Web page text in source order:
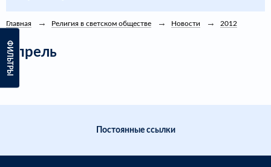
ФИЛЬТРЫ
Главная Религия в светском обществе Новости 2012
Апрель
Постоянные ссылки